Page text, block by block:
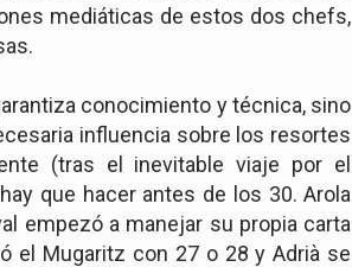
mediáticas de estos dos chefs,
conocimiento y técnica, sino
influencia sobre los resortes
(tras el inevitable viaje por el
que hacer antes de los 30. Arola
empezó a manejar su propia carta
el Mugaritz con 27 o 28 y Adrià se